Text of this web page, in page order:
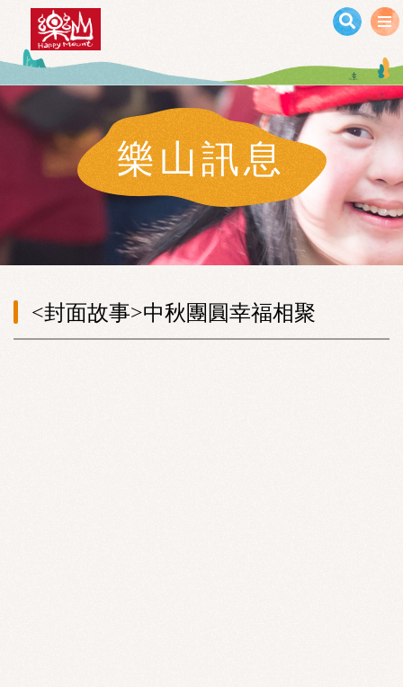
移至主內容
樂山訊息
<封面故事>中秋團圓幸福相聚